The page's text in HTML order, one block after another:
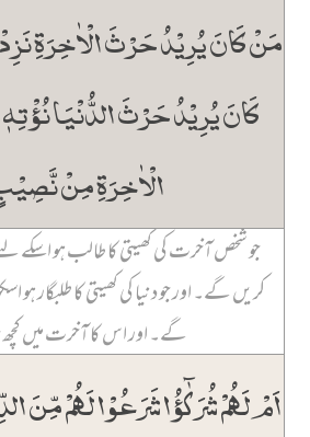
مَنۡ کَانَ یُرِیۡدُ حَرۡثَ الۡاٰخِرَۃِ
کَانَ یُرِیۡدُ حَرۡثَ الدُّنۡیَا
الۡاٰخِرَۃِ مِنۡ نَّصِیۡبٍ
جو شخص آخرت کی کھیتی کا طالب ہو اسکے
کریں گے۔ اور جو دنیا کی کھیتی کا طلبگار
گے۔ اور اس کا آخرت میں کچھ
اَمۡ لَہُمۡ شُرَکٰٓؤُا شَرَعُوۡا لَہُمۡ مِّنَ